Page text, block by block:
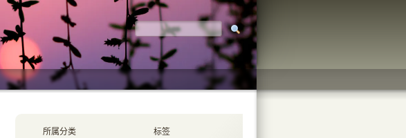
标签
所属分类